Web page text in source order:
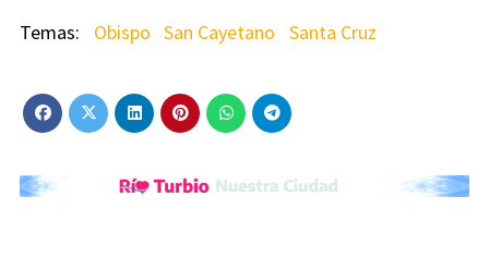
Obispo San Cayetano Santa Cruz